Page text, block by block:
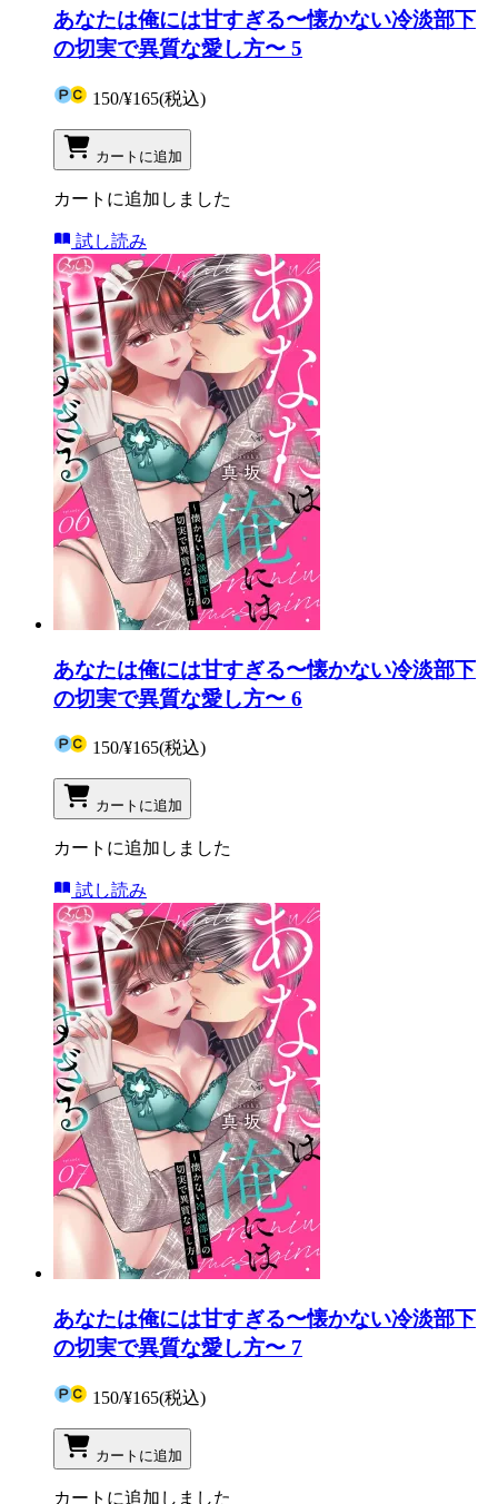
あなたは俺には甘すぎる〜懐かない冷淡部下
の切実で異質な愛し方〜 5
150/¥165(税込)
カートに追加
カートに追加しました
試し読み
あなたは俺には甘すぎる〜懐かない冷淡部下
の切実で異質な愛し方〜 6
150/¥165(税込)
カートに追加
カートに追加しました
試し読み
あなたは俺には甘すぎる〜懐かない冷淡部下
の切実で異質な愛し方〜 7
150/¥165(税込)
カートに追加
カートに追加しました